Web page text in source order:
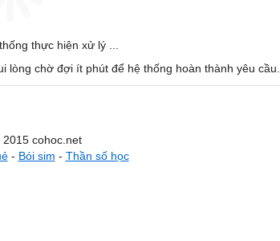
thực hiện xử lý ...
lòng chờ đợi ít phút để hệ thống hoàn thành yêu cầu.
cohoc.net
- Bói sim - Thần số học